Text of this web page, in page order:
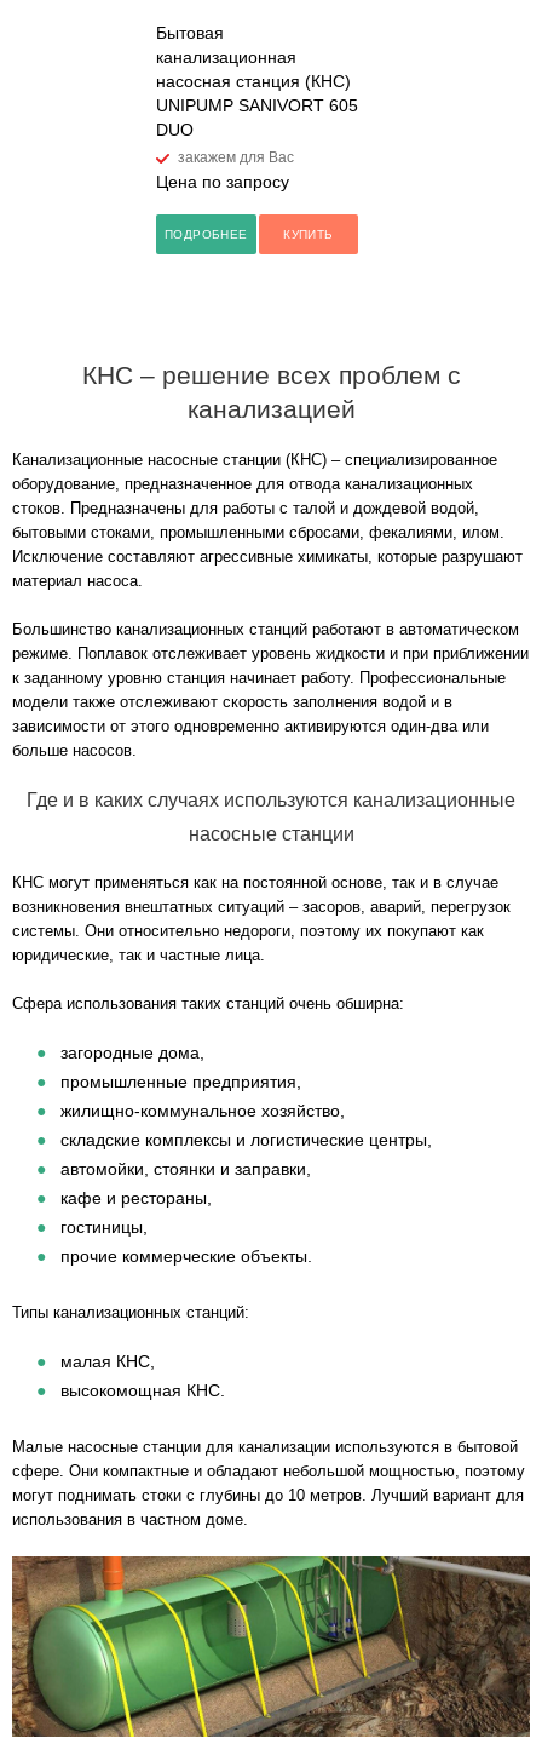
Бытовая
канализационная
насосная станция (КНС)
UNIPUMP SANIVORT 605
DUO
закажем для Вас
Цена по запросу
ПОДРОБНЕЕ КУПИТЬ
КНС – решение всех проблем с
канализацией
Канализационные насосные станции (КНС) – специализированное
оборудование, предназначенное для отвода канализационных
стоков. Предназначены для работы с талой и дождевой водой,
бытовыми стоками, промышленными сбросами, фекалиями, илом.
Исключение составляют агрессивные химикаты, которые разрушают
материал насоса.
Большинство канализационных станций работают в автоматическом
режиме. Поплавок отслеживает уровень жидкости и при приближении
к заданному уровню станция начинает работу. Профессиональные
модели также отслеживают скорость заполнения водой и в
зависимости от этого одновременно активируются один-два или
больше насосов.
Где и в каких случаях используются канализационные
насосные станции
КНС могут применяться как на постоянной основе, так и в случае
возникновения внештатных ситуаций – засоров, аварий, перегрузок
системы. Они относительно недороги, поэтому их покупают как
юридические, так и частные лица.
Сфера использования таких станций очень обширна:
загородные дома,
промышленные предприятия,
жилищно-коммунальное хозяйство,
складские комплексы и логистические центры,
автомойки, стоянки и заправки,
кафе и рестораны,
гостиницы,
прочие коммерческие объекты.
Типы канализационных станций:
малая КНС,
высокомощная КНС.
Малые насосные станции для канализации используются в бытовой
сфере. Они компактные и обладают небольшой мощностью, поэтому
могут поднимать стоки с глубины до 10 метров. Лучший вариант для
использования в частном доме.